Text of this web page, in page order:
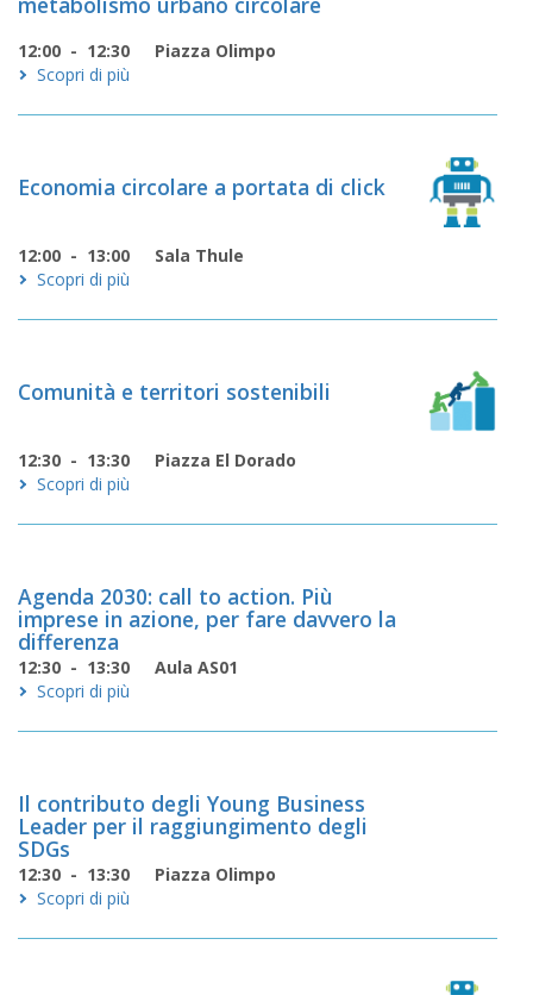
12:00 - 12:30
Piazza Olimpo
Scopri di più
Economia circolare a portata di click
12:00 - 13:00
Sala Thule
Scopri di più
Comunità e territori sostenibili
12:30 - 13:30
Piazza El Dorado
Scopri di più
Agenda 2030: call to action. Più
imprese in azione, per fare davvero la
differenza
12:30 - 13:30
Aula AS01
Scopri di più
Il contributo degli Young Business
Leader per il raggiungimento degli
SDGs
12:30 - 13:30
Piazza Olimpo
Scopri di più